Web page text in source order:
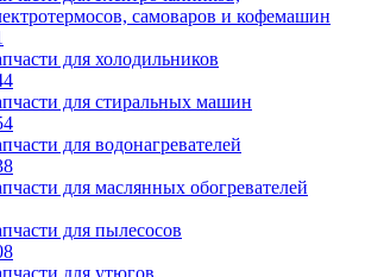
самоваров и кофемашин
для холодильников
для стиральных машин
для водонагревателей
для маслянных обогревателей
для пылесосов
для утюгов